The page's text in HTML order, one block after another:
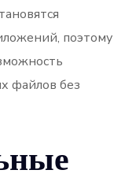
поэтому
файлов без